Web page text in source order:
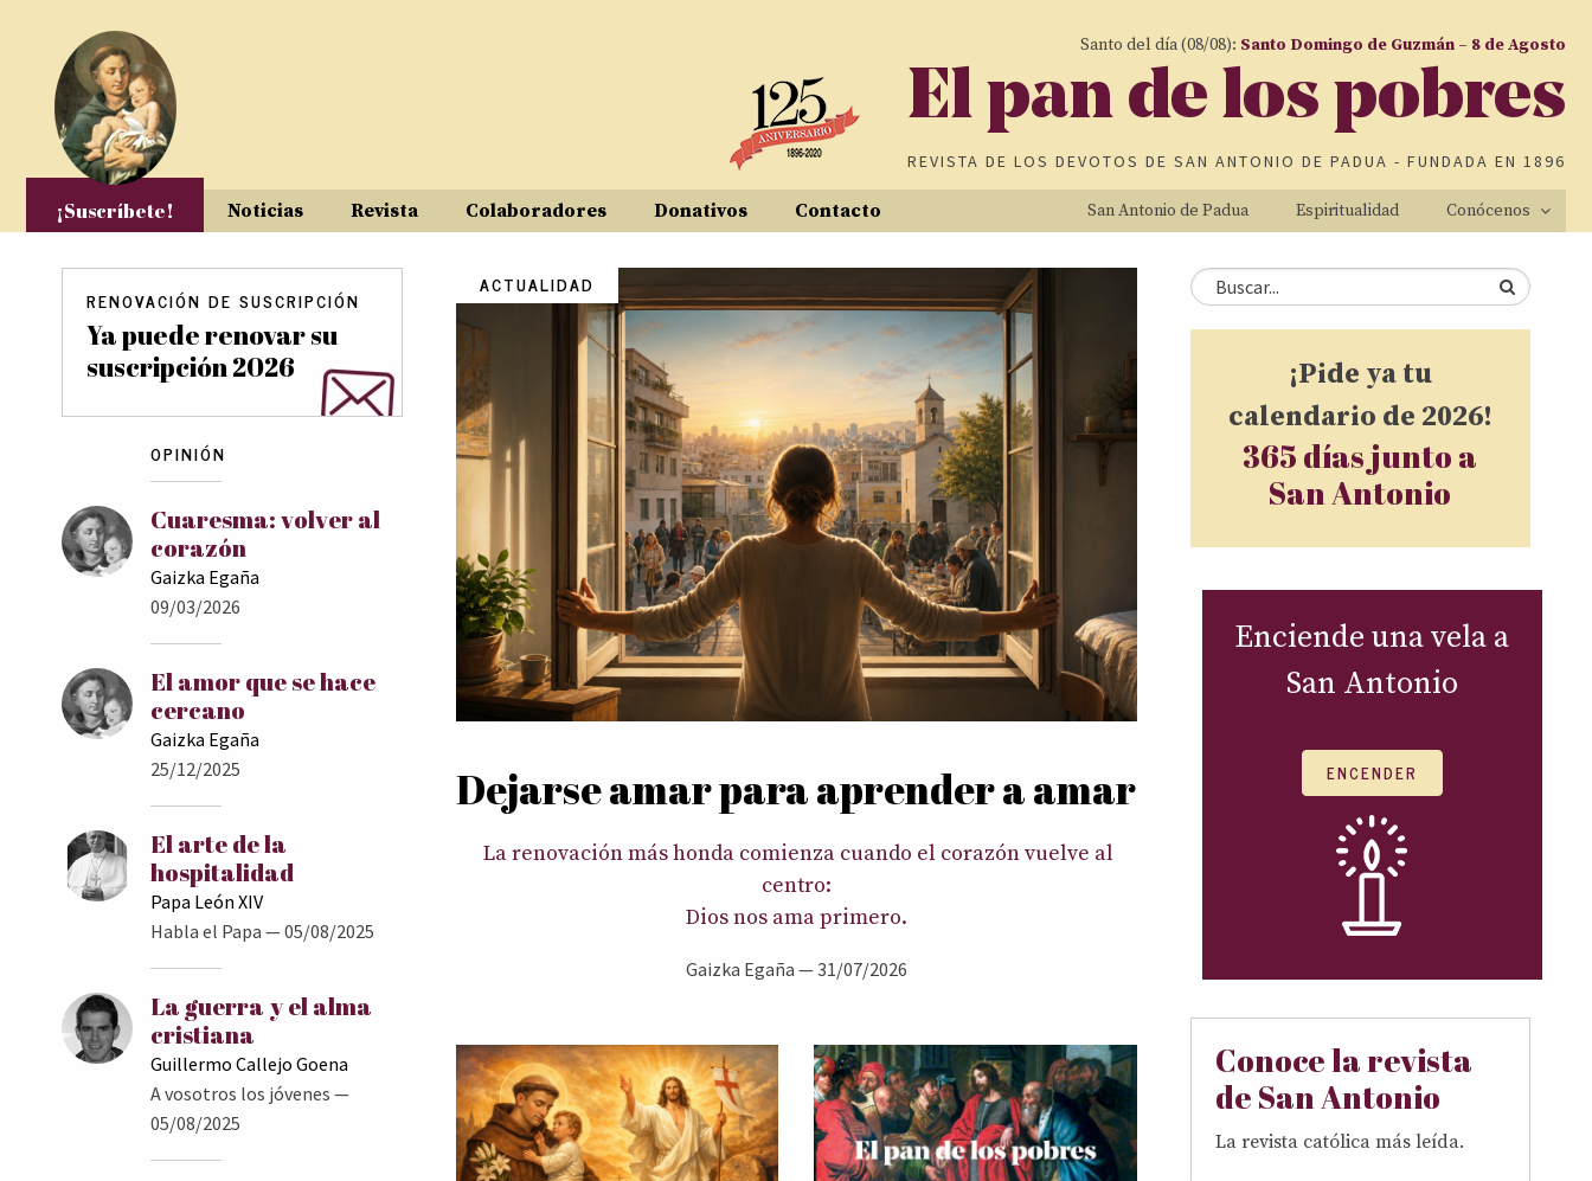
Santo del día (08/08): Santo Domingo de Guzmán – 8 de Agosto
El pan de los pobres
REVISTA DE LOS DEVOTOS DE SAN ANTONIO DE PADUA - FUNDADA EN 1896
¡Suscríbete! Noticias Revista Colaboradores Donativos Contacto San Antonio de Padua Espiritualidad Conócenos
ACTUALIDAD
Dejarse amar para aprender a amar
La renovación más honda comienza cuando el corazón vuelve al
centro:
Dios nos ama primero.
Gaizka Egaña —31/07/2026
RENOVACIÓN DE SUSCRIPCIÓN
Ya puede renovar su
suscripción 2026
OPINIÓN
Cuaresma: volver al
corazón
Gaizka Egaña
09/03/2026
El amor que se hace
cercano
Gaizka Egaña
25/12/2025
El arte de la
hospitalidad
Papa León XIV
Habla el Papa — 05/08/2025
La guerra y el alma
cristiana
Guillermo Callejo Goena
A vosotros los jóvenes —
05/08/2025
Formulario de
búsqueda
Buscar
¡Pide ya tu
calendario de 2026!
365 días junto a
San Antonio
Enciende una vela a
San Antonio
ENCENDER
Conoce la revista
de San Antonio
La revista católica más leída.